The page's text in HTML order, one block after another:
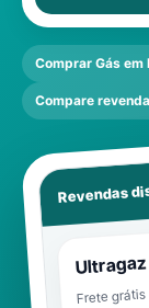
Comprar Gás em
Compare
Revendas
Frete grátis